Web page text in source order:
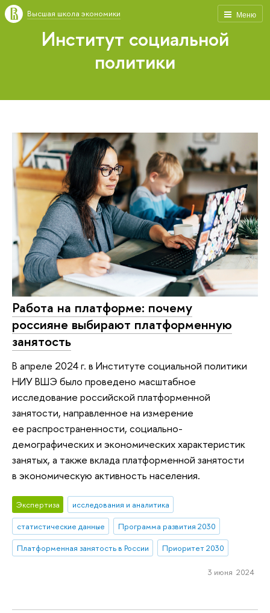
Меню
Высшая школа экономики
Институт социальной
политики
Работа на платформе: почему
россияне выбирают платформенную
занятость
В апреле 2024 г. в Институте социальной политики
НИУ ВШЭ было проведено масштабное
исследование российской платформенной
занятости, направленное на измерение
ее распространенности, социально-
демографических и экономических характеристик
занятых, а также вклада платформенной занятости
в экономическую активность населения.
Экспертиза
исследования и аналитика
статистические данные
Программа развития 2030
Платформенная занятость в России
Приоритет 2030
3 июня 2024